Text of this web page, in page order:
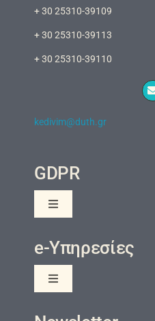
+ 30 25310-39109
+ 30 25310-39113
+ 30 25310-39110
kedivim@duth.gr
GDPR
Toggle
Προσωπικών Δεδομένων
Ενημέρωση Ιδιωτικότητας
e-Υπηρεσίες
Toggle
eClass